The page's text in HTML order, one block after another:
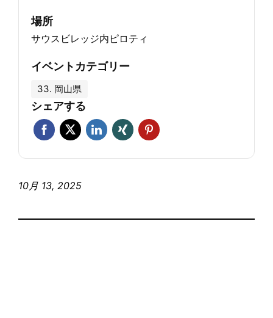
場所
サウスビレッジ内ピロティ
イベントカテゴリー
33. 岡山県
シェアする
10月 13, 2025